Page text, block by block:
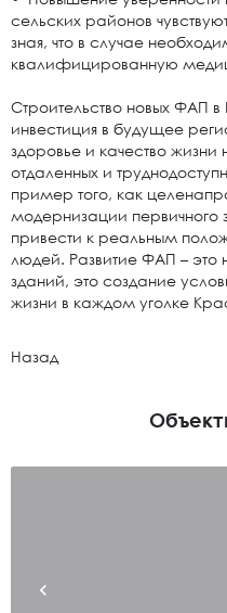
сельских районов
зная, что в случае
квалифицированную
Строительство новых ФАП
инвестиция в будущее
здоровье и качество
отдаленных и
пример того, как
модернизации первичного
привести к реальным
людей. Развитие ФАП – это
зданий, это создание
жизни в каждом уголке
Назад